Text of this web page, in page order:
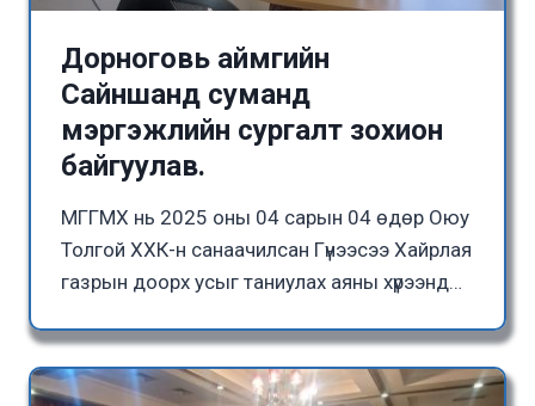
Дорноговь аймгийн
Сайншанд суманд
мэргэжлийн сургалт зохион
байгуулав.
МГГМХ нь 2025 оны 04 сарын 04 өдөр Оюу
Толгой ХХК-н санаачилсан Гүнээсээ Хайрлая
газрын доорх усыг таниулах аяны хүрээнд…